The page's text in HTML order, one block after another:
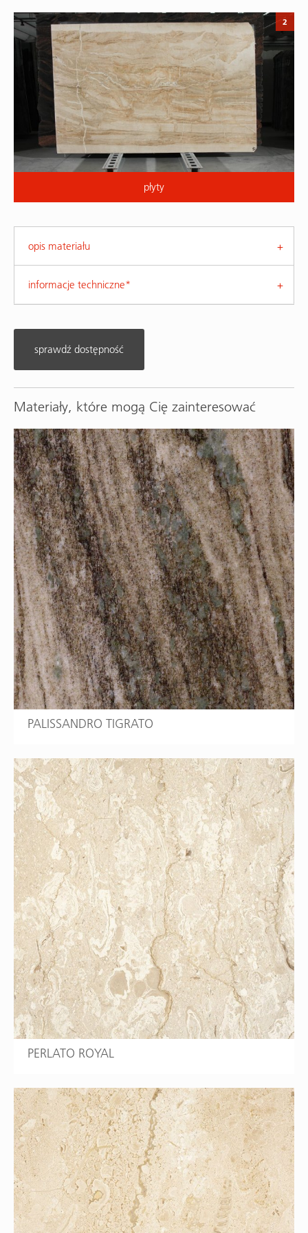
płyty
2
opis materiału
informacje techniczne*
sprawdź dostępność
Materiały, które mogą Cię zainteresować
PALISSANDRO TIGRATO
PERLATO ROYAL